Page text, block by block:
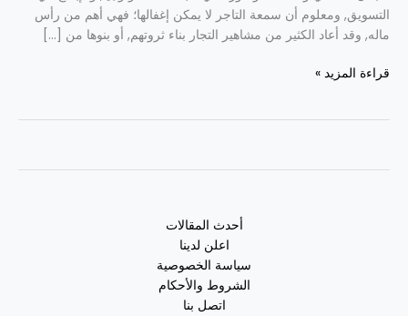
التسويق, ومعلوم أن سمعة التاجر لا يمكن إغفالها؛ فهي أهم من رأس
ماله, وقد أعاد الكثير من مشاهير التجار بناء ثروتهم, أو بنوها من […]
قراءة المزيد »
أحدث المقالات
اعلن لدينا
سياسة الخصوصية
الشروط والأحكام
اتصل بنا